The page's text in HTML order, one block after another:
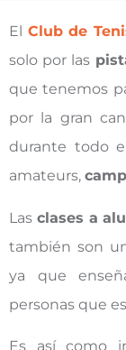
El Club de
solo por las
que tenemos
por la gran
durante todo
amateurs,
Las clases a
también son
ya que
personas que
Es así como